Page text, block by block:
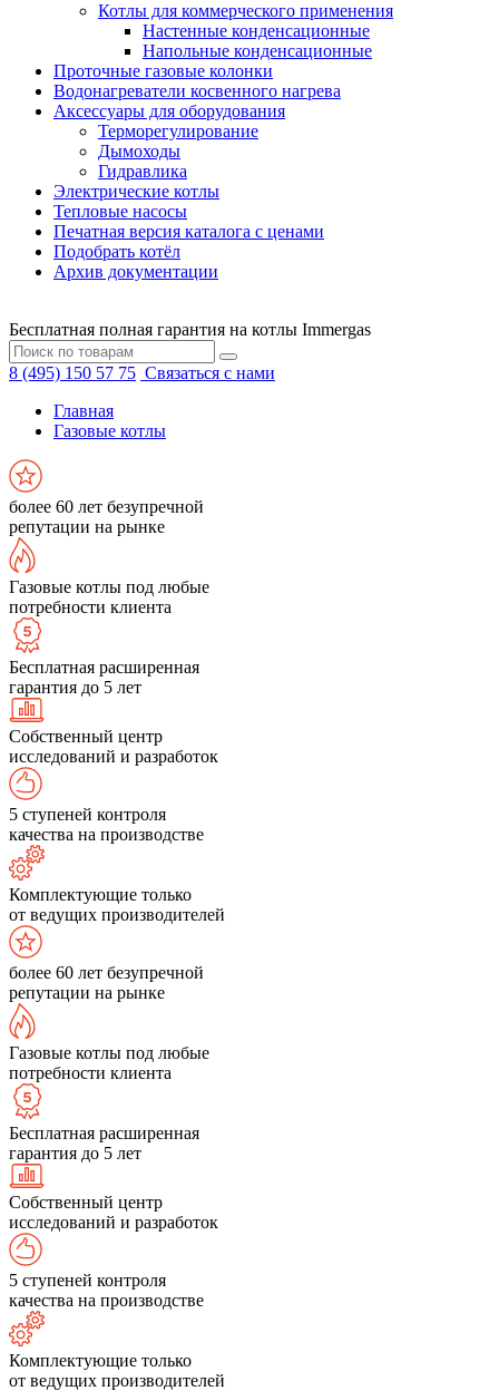
Котлы для коммерческого применения
Настенные конденсационные
Напольные конденсационные
Проточные газовые колонки
Водонагреватели косвенного нагрева
Аксессуары для оборудования
Терморегулирование
Дымоходы
Гидравлика
Электрические котлы
Тепловые насосы
Печатная версия каталога с ценами
Подобрать котёл
Архив документации
Бесплатная полная гарантия на котлы Immergas
8 (495) 150 57 75 Связаться с нами
Главная
Газовые котлы
более 60 лет безупречной
репутации на рынке
Газовые котлы под любые
потребности клиента
Бесплатная расширенная
гарантия до 5 лет
Собственный центр
исследований и разработок
5 ступеней контроля
качества на производстве
Комплектующие только
от ведущих производителей
более 60 лет безупречной
репутации на рынке
Газовые котлы под любые
потребности клиента
Бесплатная расширенная
гарантия до 5 лет
Собственный центр
исследований и разработок
5 ступеней контроля
качества на производстве
Комплектующие только
от ведущих производителей